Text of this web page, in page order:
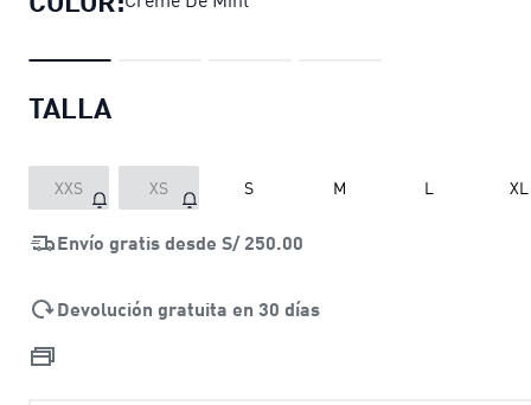
TALLA
XXS XS S M L XL
Envío gratis desde S/ 250.00
Devolución gratuita en 30 días